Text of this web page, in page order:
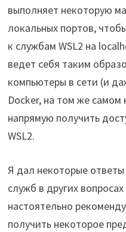
выполняет некоторую
локальных портов,
к службам WSL2 на
ведет себя таким
компьютеры в сети (и
Docker, на том же самом
напрямую получить
WSL2.
Я дал некоторые ответы
служб в других
настоятельно
получить некоторое